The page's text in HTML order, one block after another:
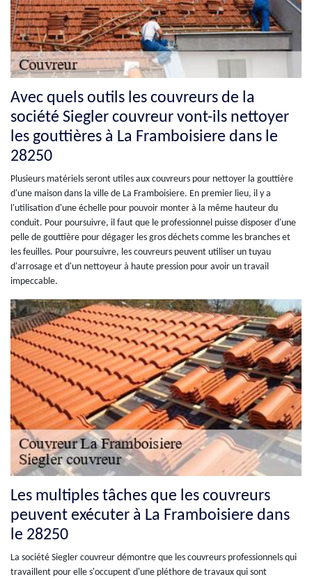
Avec quels outils les couvreurs de la
société Siegler couvreur vont-ils nettoyer
les gouttières à La Framboisiere dans le
28250
Plusieurs matériels seront utiles aux couvreurs pour nettoyer la gouttière
d'une maison dans la ville de La Framboisiere. En premier lieu, il y a
l'utilisation d'une échelle pour pouvoir monter à la même hauteur du
conduit. Pour poursuivre, il faut que le professionnel puisse disposer d'une
pelle de gouttière pour dégager les gros déchets comme les branches et
les feuilles. Pour poursuivre, les couvreurs peuvent utiliser un tuyau
d'arrosage et d'un nettoyeur à haute pression pour avoir un travail
impeccable.
Les multiples tâches que les couvreurs
peuvent exécuter à La Framboisiere dans
le 28250
La société Siegler couvreur démontre que les couvreurs professionnels qui
travaillent pour elle s'occupent d'une pléthore de travaux qui sont